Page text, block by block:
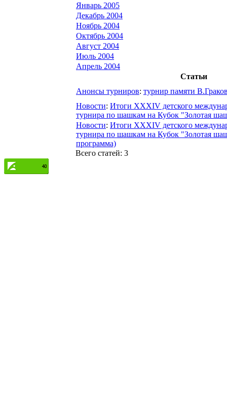
Январь 2005
Декабрь 2004
Ноябрь 2004
Октябрь 2004
Август 2004
Июль 2004
Апрель 2004
Статьи
Анонсы турниров: турнир памяти
Новости: Итоги XXXIV детского
турнира по шашкам на Кубок "Золотая
Новости: Итоги XXXIV детского
турнира по шашкам на Кубок "Золотая
программа)
Всего статей: 3